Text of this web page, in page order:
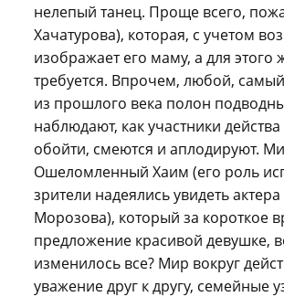
нелепый танец. Проще всего,
Хачатурова), которая, с учетом
изображает его маму, а для
требуется. Впрочем, любой,
из прошлого века полон
наблюдают, как участники
обойти, смеются и аплодируют.
Ошеломленный Хаим (его роль
зрители надеялись увидеть
Морозова), который за короткое
предложение красивой девушке,
изменилось все? Мир вокруг
уважение друг к другу, семейные